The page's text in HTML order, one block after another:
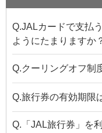
Q.JALカードで支払
ようにたまりますか
Q.クーリングオフ制
Q.旅行券の有効期限
Q.「JAL旅行券」を